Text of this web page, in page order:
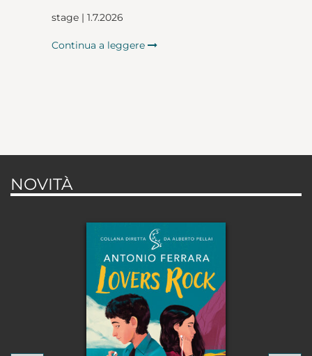
stage | 1.7.2026
Continua a leggere
NOVITÀ